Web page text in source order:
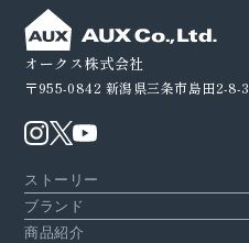
オークス株式会社
〒955-0842 新潟県三条市島田2-8-3
ストーリー
ブランド
商品紹介